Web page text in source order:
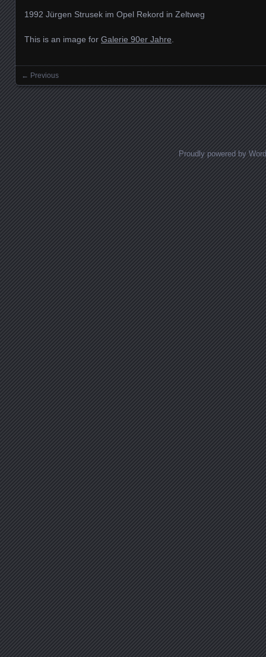
1992 Jürgen Strusek im Opel Rekord in Zeltweg
This is an image for Galerie 90er Jahre
Images navigation
← Previous
Proudly powered by